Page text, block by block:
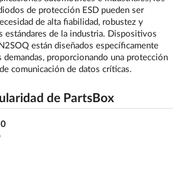
de protección ESD pueden ser
de alta fiabilidad, robustez y
estándares de la industria. Dispositivos
están diseñados específicamente
demandas, proporcionando una protección
comunicación de datos críticas.
de PartsBox